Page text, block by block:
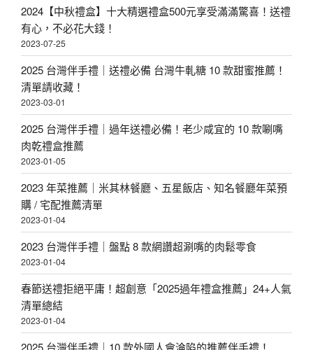
2024【中秋禮盒】十大精選禮盒500元享受滿滿驚喜！送禮
有心，不必花大錢！
2023-07-25
2025 台灣伴手禮｜送禮必備 台灣牛軋糖 10 款甜蜜推薦！
清單請收藏！
2023-03-01
2025 台灣伴手禮｜過年送禮必備！老少咸宜的 10 款唰嘴
肉乾禮盒推薦
2023-01-05
2023 年菜推薦｜米其林餐廳、五星飯店、知名餐廳年菜預
購 / 宅配推薦清單
2023-01-04
2023 台灣伴手禮｜盤點 8 款網讚超涮嘴的肉鬆零食
2023-01-04
春節送禮拒絕平庸！超創意「2025過年禮盒推薦」24+人氣
清單總結
2023-01-04
2025 台灣伴手禮｜10 款外國人會淪陷的推薦伴手禮！